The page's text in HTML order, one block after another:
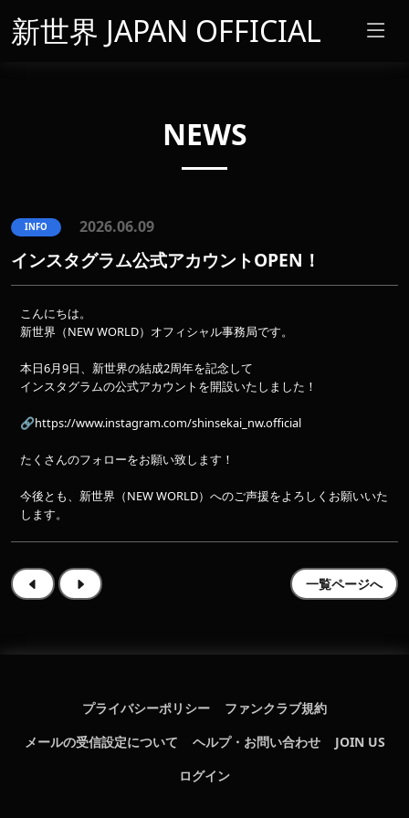
新世界 JAPAN OFFICIAL
NEWS
INFO 2026.06.09
インスタグラム公式アカウントOPEN！
こんにちは。
新世界（NEW WORLD）オフィシャル事務局です。
本日6月9日、新世界の結成2周年を記念して
インスタグラムの公式アカウントを開設いたしました！
🔗https://www.instagram.com/shinsekai_nw.official
たくさんのフォローをお願い致します！
今後とも、新世界（NEW WORLD）へのご声援をよろしくお願いいた
します。
一覧ページへ
プライバシーポリシー
ファンクラブ規約
メールの受信設定について
ヘルプ・お問い合わせ
JOIN US
ログイン